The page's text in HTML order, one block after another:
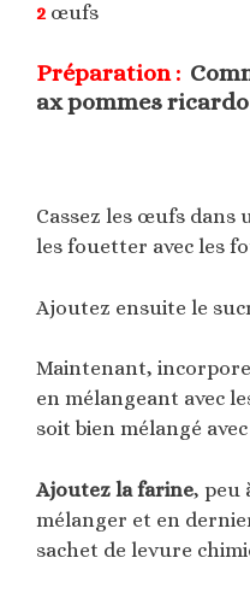
2 œufs
Préparation :
ax pommes ricardo
Cassez les œufs dans
les fouetter avec les
Ajoutez ensuite le
Maintenant,
en mélangeant avec
soit bien mélangé
Ajoutez la farine, peu
mélanger et en
sachet de levure